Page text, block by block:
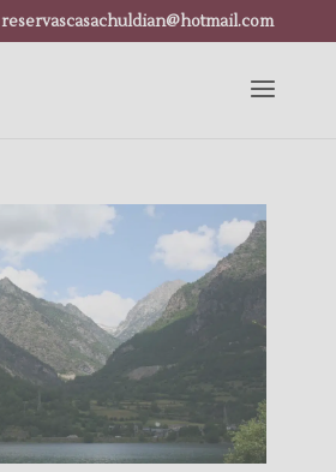
reservascasachuldian@hotmail.com